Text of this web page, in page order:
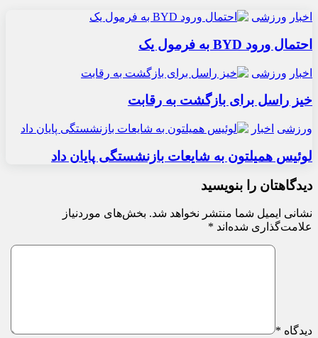
اخبار ورزشی
احتمال ورود BYD به فرمول یک
اخبار ورزشی
خیز راسل برای بازگشت به رقابت
ورزشی اخبار
لوئیس همیلتون به شایعات بازنشستگی پایان داد
دیدگاهتان را بنویسید
نشانی ایمیل شما منتشر نخواهد شد. بخش‌های موردنیاز
علامت‌گذاری شده‌اند *
دیدگاه *